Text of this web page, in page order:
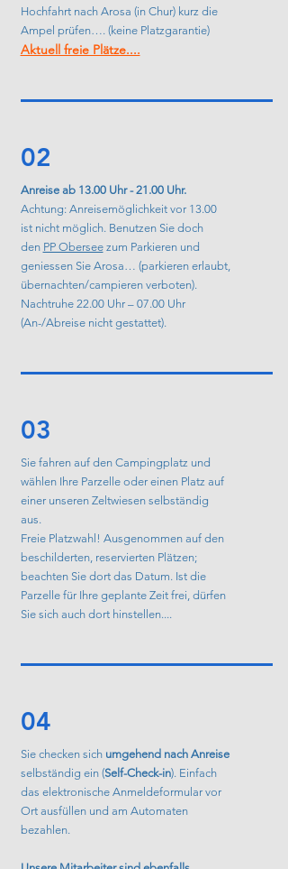
Hochfahrt nach Arosa (in Chur) kurz die
Ampel prüfen…. (keine Platzgarantie)
Aktuell freie Plätze....
02
Anreise ab 13.00 Uhr - 21.00 Uhr.
Achtung: Anreisemöglichkeit vor 13.00
ist nicht möglich. Benutzen Sie doch
den PP Oberseezum Parkieren und
geniessen Sie Arosa… (parkieren erlaubt,
übernachten/campieren verboten).
Nachtruhe 22.00 Uhr – 07.00 Uhr
(An-/Abreise nicht gestattet).
03
Sie fahren auf den Campingplatz und
wählen Ihre Parzelle oder einen Platz auf
einer unseren Zeltwiesen selbständig
aus.
Freie Platzwahl! Ausgenommen auf den
beschilderten, reservierten Plätzen;
beachten Sie dort das Datum. Ist die
Parzelle für Ihre geplante Zeit frei, dürfen
Sie sich auch dort hinstellen....
04
Sie checken sich umgehend nach Anreise
selbständig ein (Self-Check-in). Einfach
das elektronische Anmeldeformular vor
Ort ausfüllen und am Automaten
bezahlen.